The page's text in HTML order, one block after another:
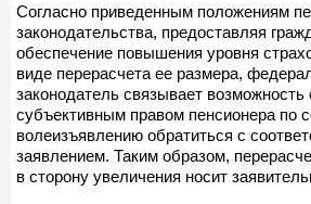
Согласно приведенным положениям
законодательства, предоставляя
обеспечение повышения уровня
виде перерасчета ее размера,
законодатель связывает возможность
субъективным правом пенсионера по
волеизъявлению обратиться с
заявлением. Таким образом,
в сторону увеличения носит